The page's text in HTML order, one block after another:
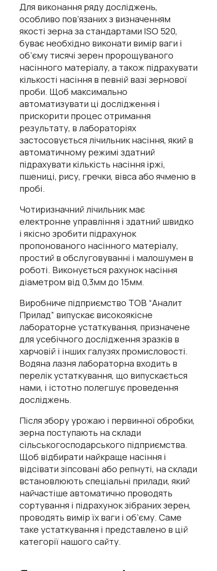
Для виконання ряду досліджень,
особливо пов’язаних з визначенням
якості зерна за стандартами ISO 520,
буває необхідно виконати вимір ваги і
об’єму тисячі зерен пророщуваного
насінного матеріалу, а також підрахувати
кількості насіння в певній вазі зернової
проби. Щоб максимально
автоматизувати ці дослідження і
прискорити процес отримання
результату, в лабораторіях
застосовується лічильник насіння, який в
автоматичному режимі здатний
підрахувати кількість насіння іржі,
пшениці, рису, гречки, вівса або ячменю в
пробі.
Чотиризначний лічильник має
електронне управління і здатний швидко
і якісно зробити підрахунок
пропонованого насінного матеріалу,
простий в обслуговуванні і малошумен в
роботі. Виконується рахунок насіння
діаметром від 0,3мм до 15мм.
Виробниче підприємство ТОВ “Аналит
Прилад” випускає високоякісне
лабораторне устаткування, призначене
для усебічного дослідження зразків в
харчовій і інших галузях промисловості.
Водяна лазня лабораторна входить в
перелік устаткування, що випускається
нами, і істотно полегшує проведення
досліджень.
Після збору урожаю і первинної обробки,
зерна поступають на склади
сільськогосподарського підприємства.
Щоб відбирати найкраще насіння і
відсівати зіпсовані або репнуті, на склади
встановлюють спеціальні прилади, який
найчастіше автоматично проводять
сортування і підрахунок зібраних зерен,
проводять вимір їх ваги і об’єму. Саме
таке устаткування і представлено в цій
категорії нашого сайту.